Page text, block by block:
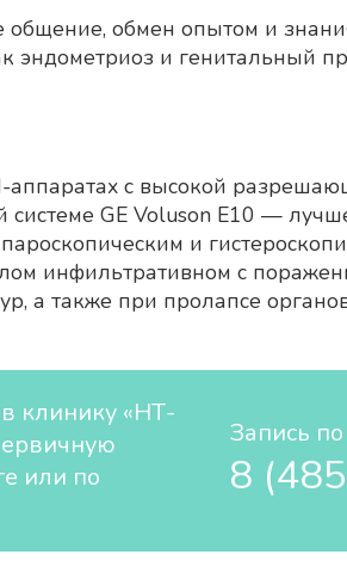
общение, обмен опытом и
эндометриоз и генитальный
с высокой
системе GE Voluson E10 —
и
инфильтративном с
а также при пролапсе
клинику «НТ-
или по
Запись по
8